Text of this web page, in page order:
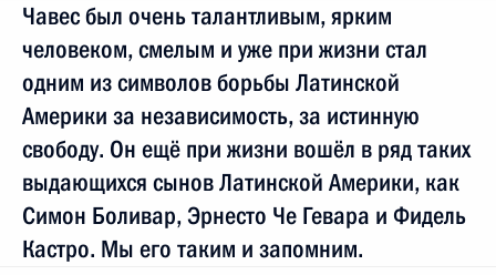
Чавес был очень талантливым, ярким
человеком, смелым и уже при жизни стал
одним из символов борьбы Латинской
Америки за независимость, за истинную
свободу. Он ещё при жизни вошёл в ряд таких
выдающихся сынов Латинской Америки, как
Симон Боливар, Эрнесто Че Гевара и Фидель
Кастро. Мы его таким и запомним.